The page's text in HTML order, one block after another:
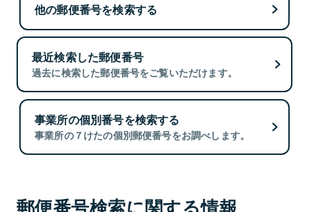
他の郵便番号を検索する
最近検索した郵便番号
過去に検索した郵便番号をご覧いただけます。
事業所の個別番号を検索する
事業所の７けたの個別郵便番号をお調べします。